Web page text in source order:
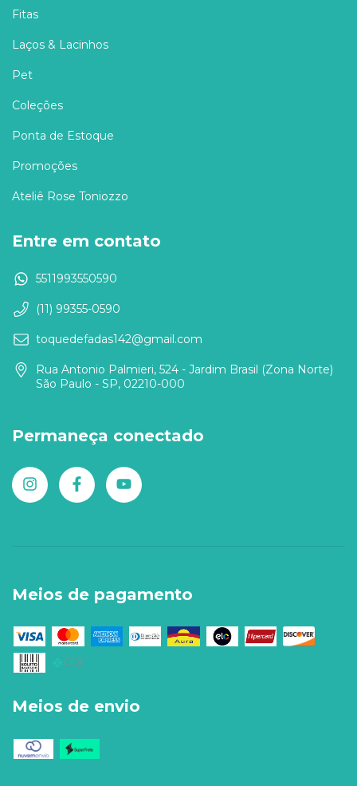
Fitas
Laços & Lacinhos
Pet
Coleções
Ponta de Estoque
Promoções
Ateliê Rose Toniozzo
Entre em contato
5511993550590
(11) 99355-0590
toquedefadas142@gmail.com
Rua Antonio Palmieri, 524 - Jardim Brasil (Zona Norte)
São Paulo - SP, 02210-000
Permaneça conectado
Meios de pagamento
Meios de envio